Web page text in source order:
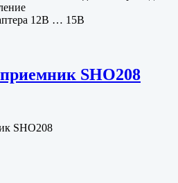
12В … 15В
SHO208
SHO208